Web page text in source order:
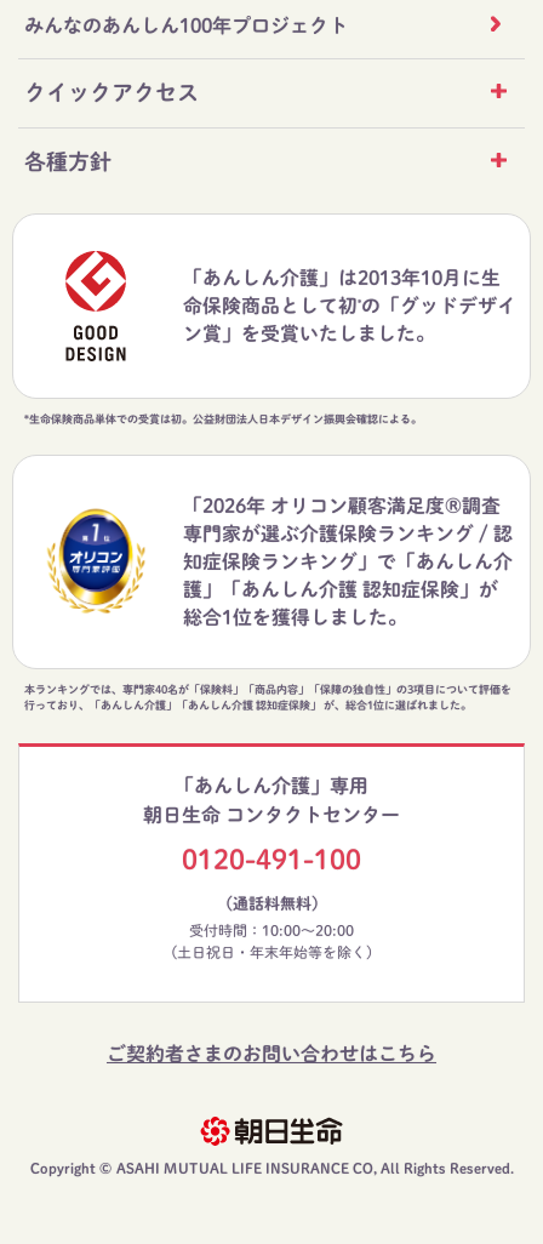
みんなのあんしん100年プロジェクト
クイックアクセス
各種方針
「あんしん介護」は2013年10月に生
命保険商品として初*の「グッドデザイ
ン賞」を受賞いたしました。
*生命保険商品単体での受賞は初。公益財団法人日本デザイン振興会確認による。
「2026年 オリコン顧客満足度®調査
専門家が選ぶ介護保険ランキング / 認
知症保険ランキング」で「あんしん介
護」「あんしん介護 認知症保険」が
総合1位を獲得しました。
本ランキングでは、専門家40名が「保険料」「商品内容」「保障の独自性」の3項目について評価を
行っており、「あんしん介護」「あんしん介護 認知症保険」 が、総合1位に選ばれました。
「あんしん介護」専用
朝日生命 コンタクトセンター
0120-491-100
（通話料無料）
受付時間：10:00～20:00
(土日祝日・年末年始等を除く)
ご契約者さまのお問い合わせはこちら
Copyright © ASAHI MUTUAL LIFE INSURANCE CO, All Rights Reserved.